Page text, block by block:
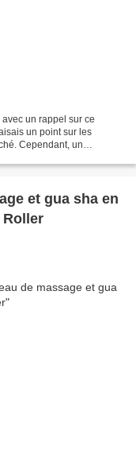
un rappel sur ce
un point sur les
Cependant, un
et gua sha en
Roller